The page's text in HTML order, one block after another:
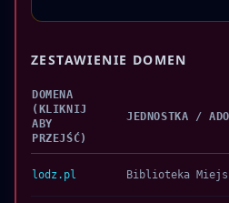
ZESTAWIENIE DOMEN
DOMENA
(KLIKNIJ
ABY
PRZEJŚĆ)
JEDNOSTKA / ADO
lodz.pl